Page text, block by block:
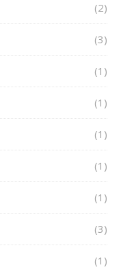
(2)
(3)
(1)
(1)
(1)
(1)
(1)
(3)
(1)